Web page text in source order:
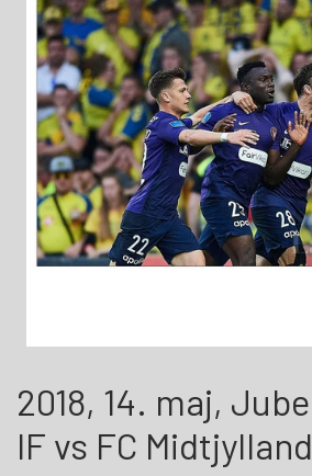
2018, 14. maj,
IF vs FC Midtjylland